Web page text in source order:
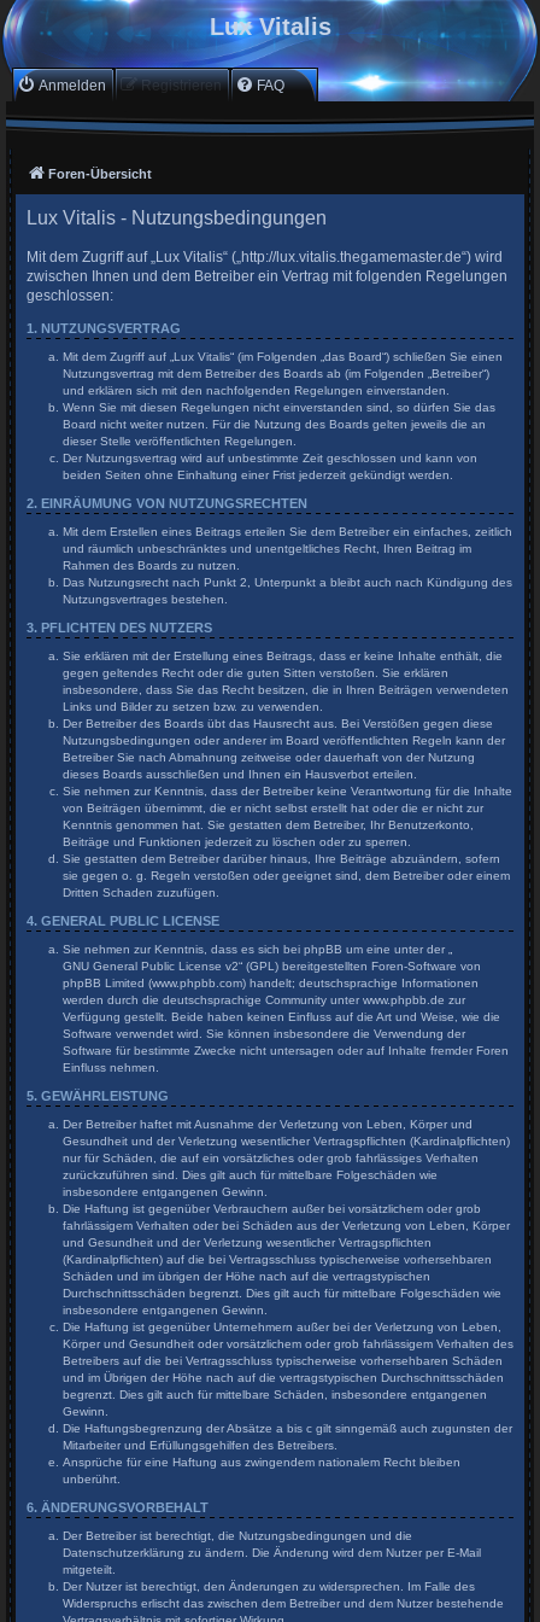
Lux Vitalis
Anmelden Registrieren FAQ
Foren-Übersicht
Lux Vitalis - Nutzungsbedingungen
Mit dem Zugriff auf „Lux Vitalis“ („http://lux.vitalis.thegamemaster.de“) wird
zwischen Ihnen und dem Betreiber ein Vertrag mit folgenden Regelungen
geschlossen:
1. NUTZUNGSVERTRAG
Mit dem Zugriff auf „Lux Vitalis“ (im Folgenden „das Board“) schließen Sie einen
Nutzungsvertrag mit dem Betreiber des Boards ab (im Folgenden „Betreiber“)
und erklären sich mit den nachfolgenden Regelungen einverstanden.
Wenn Sie mit diesen Regelungen nicht einverstanden sind, so dürfen Sie das
Board nicht weiter nutzen. Für die Nutzung des Boards gelten jeweils die an
dieser Stelle veröffentlichten Regelungen.
Der Nutzungsvertrag wird auf unbestimmte Zeit geschlossen und kann von
beiden Seiten ohne Einhaltung einer Frist jederzeit gekündigt werden.
2. EINRÄUMUNG VON NUTZUNGSRECHTEN
Mit dem Erstellen eines Beitrags erteilen Sie dem Betreiber ein einfaches, zeitlich
und räumlich unbeschränktes und unentgeltliches Recht, Ihren Beitrag im
Rahmen des Boards zu nutzen.
Das Nutzungsrecht nach Punkt 2, Unterpunkt a bleibt auch nach Kündigung des
Nutzungsvertrages bestehen.
3. PFLICHTEN DES NUTZERS
Sie erklären mit der Erstellung eines Beitrags, dass er keine Inhalte enthält, die
gegen geltendes Recht oder die guten Sitten verstoßen. Sie erklären
insbesondere, dass Sie das Recht besitzen, die in Ihren Beiträgen verwendeten
Links und Bilder zu setzen bzw. zu verwenden.
Der Betreiber des Boards übt das Hausrecht aus. Bei Verstößen gegen diese
Nutzungsbedingungen oder anderer im Board veröffentlichten Regeln kann der
Betreiber Sie nach Abmahnung zeitweise oder dauerhaft von der Nutzung
dieses Boards ausschließen und Ihnen ein Hausverbot erteilen.
Sie nehmen zur Kenntnis, dass der Betreiber keine Verantwortung für die Inhalte
von Beiträgen übernimmt, die er nicht selbst erstellt hat oder die er nicht zur
Kenntnis genommen hat. Sie gestatten dem Betreiber, Ihr Benutzerkonto,
Beiträge und Funktionen jederzeit zu löschen oder zu sperren.
Sie gestatten dem Betreiber darüber hinaus, Ihre Beiträge abzuändern, sofern
sie gegen o. g. Regeln verstoßen oder geeignet sind, dem Betreiber oder einem
Dritten Schaden zuzufügen.
4. GENERAL PUBLIC LICENSE
Sie nehmen zur Kenntnis, dass es sich bei phpBB um eine unter der „
GNU General Public License v2“ (GPL) bereitgestellten Foren-Software von
phpBB Limited (www.phpbb.com) handelt; deutschsprachige Informationen
werden durch die deutschsprachige Community unter www.phpbb.de zur
Verfügung gestellt. Beide haben keinen Einfluss auf die Art und Weise, wie die
Software verwendet wird. Sie können insbesondere die Verwendung der
Software für bestimmte Zwecke nicht untersagen oder auf Inhalte fremder Foren
Einfluss nehmen.
5. GEWÄHRLEISTUNG
Der Betreiber haftet mit Ausnahme der Verletzung von Leben, Körper und
Gesundheit und der Verletzung wesentlicher Vertragspflichten (Kardinalpflichten)
nur für Schäden, die auf ein vorsätzliches oder grob fahrlässiges Verhalten
zurückzuführen sind. Dies gilt auch für mittelbare Folgeschäden wie
insbesondere entgangenen Gewinn.
Die Haftung ist gegenüber Verbrauchern außer bei vorsätzlichem oder grob
fahrlässigem Verhalten oder bei Schäden aus der Verletzung von Leben, Körper
und Gesundheit und der Verletzung wesentlicher Vertragspflichten
(Kardinalpflichten) auf die bei Vertragsschluss typischerweise vorhersehbaren
Schäden und im übrigen der Höhe nach auf die vertragstypischen
Durchschnittsschäden begrenzt. Dies gilt auch für mittelbare Folgeschäden wie
insbesondere entgangenen Gewinn.
Die Haftung ist gegenüber Unternehmern außer bei der Verletzung von Leben,
Körper und Gesundheit oder vorsätzlichem oder grob fahrlässigem Verhalten des
Betreibers auf die bei Vertragsschluss typischerweise vorhersehbaren Schäden
und im Übrigen der Höhe nach auf die vertragstypischen Durchschnittsschäden
begrenzt. Dies gilt auch für mittelbare Schäden, insbesondere entgangenen
Gewinn.
Die Haftungsbegrenzung der Absätze a bis c gilt sinngemäß auch zugunsten der
Mitarbeiter und Erfüllungsgehilfen des Betreibers.
Ansprüche für eine Haftung aus zwingendem nationalem Recht bleiben
unberührt.
6. ÄNDERUNGSVORBEHALT
Der Betreiber ist berechtigt, die Nutzungsbedingungen und die
Datenschutzerklärung zu ändern. Die Änderung wird dem Nutzer per E-Mail
mitgeteilt.
Der Nutzer ist berechtigt, den Änderungen zu widersprechen. Im Falle des
Widerspruchs erlischt das zwischen dem Betreiber und dem Nutzer bestehende